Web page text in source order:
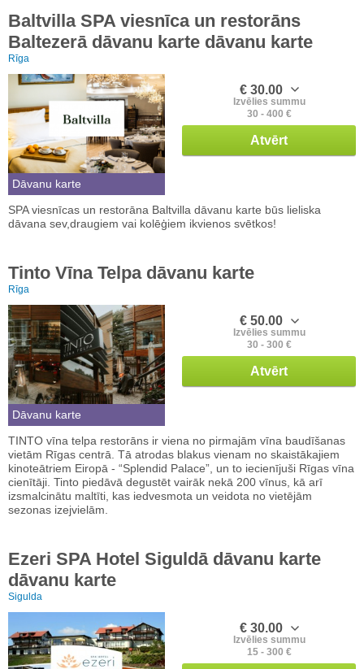
Baltvilla SPA viesnīca un restorāns
Baltezerā dāvanu karte dāvanu karte
Rīga
Dāvanu karte
€ 30.00
Izvēlies summu
30 - 400 €
Atvērt
SPA viesnīcas un restorāna Baltvilla dāvanu karte būs lieliska
dāvana sev,draugiem vai kolēģiem ikvienos svētkos!
Tinto Vīna Telpa dāvanu karte
Rīga
Dāvanu karte
€ 50.00
Izvēlies summu
30 - 300 €
Atvērt
TINTO vīna telpa restorāns ir viena no pirmajām vīna baudīšanas
vietām Rīgas centrā. Tā atrodas blakus vienam no skaistākajiem
kinoteātriem Eiropā - “Splendid Palace”, un to iecienījuši Rīgas vīna
cienītāji. Tinto piedāvā degustēt vairāk nekā 200 vīnus, kā arī
izsmalcinātu maltīti, kas iedvesmota un veidota no vietējām
sezonas izejvielām.
Ezeri SPA Hotel Siguldā dāvanu karte
dāvanu karte
Sigulda
€ 30.00
Izvēlies summu
15 - 300 €